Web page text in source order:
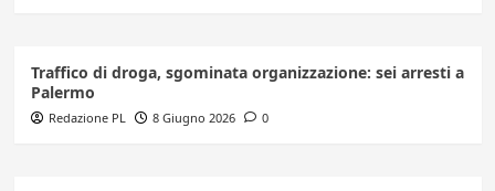
Traffico di droga, sgominata organizzazione: sei arresti a
Palermo
Redazione PL 8 Giugno 2026 0